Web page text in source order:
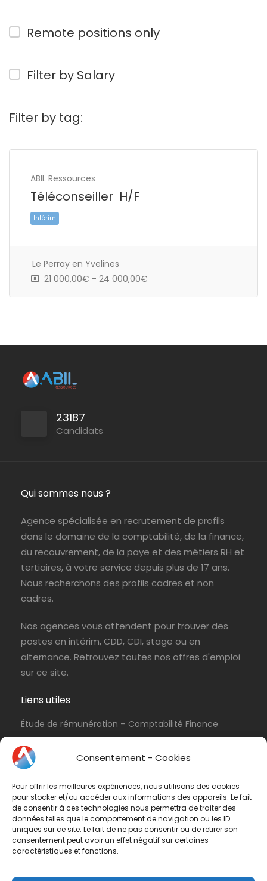
Consentement - Cookies
Pour offrir les meilleures expériences, nous utilisons des cookies
pour stocker et/ou accéder aux informations des appareils. Le fait
de consentir à ces technologies nous permettra de traiter des
données telles que le comportement de navigation ou les ID
uniques sur ce site. Le fait de ne pas consentir ou de retirer son
consentement peut avoir un effet négatif sur certaines
caractéristiques et fonctions.
Remote positions only
Filter by Salary
Filter by tag:
ABIL Ressources
Téléconseiller H/F
Le Perray en Yvelines
21 000,00€ - 24 000,00€
23187
Candidats
Qui sommes nous ?
Agence spécialisée en recrutement de profils
dans le domaine de la comptabilité, de la finance,
du recouvrement, de la paye et des métiers RH et
tertiaires, à votre service depuis plus de 17 ans.
Nous recherchons des profils cadres et non
cadres.
Nos agences vous attendent pour trouver des
postes en intérim, CDD, CDI, stage ou en
alternance. Retrouvez toutes nos offres d'emploi
sur ce site.
Liens utiles
Étude de rémunération – Comptabilité Finance
Conditions d’utilisation & Politique de
confidentialité
Conditions générales de vente
Contactez-nous
Vous avez une question ? N'hésitez pas à nous